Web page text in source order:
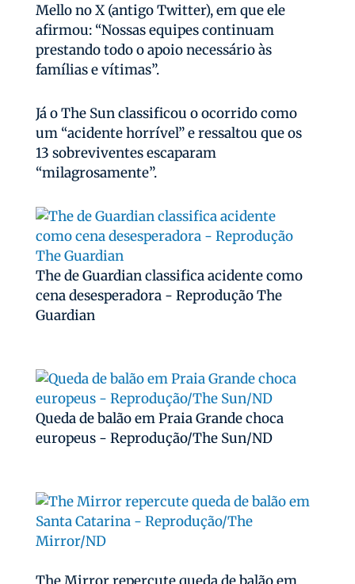
Mello no X (antigo Twitter), em que ele
afirmou: “Nossas equipes continuam
prestando todo o apoio necessário às
famílias e vítimas”.
Já o The Sun classificou o ocorrido como
um “acidente horrível” e ressaltou que os
13 sobreviventes escaparam
“milagrosamente”.
The de Guardian classifica acidente como
cena desesperadora - Reprodução The
Guardian
Queda de balão em Praia Grande choca
europeus - Reprodução/The Sun/ND